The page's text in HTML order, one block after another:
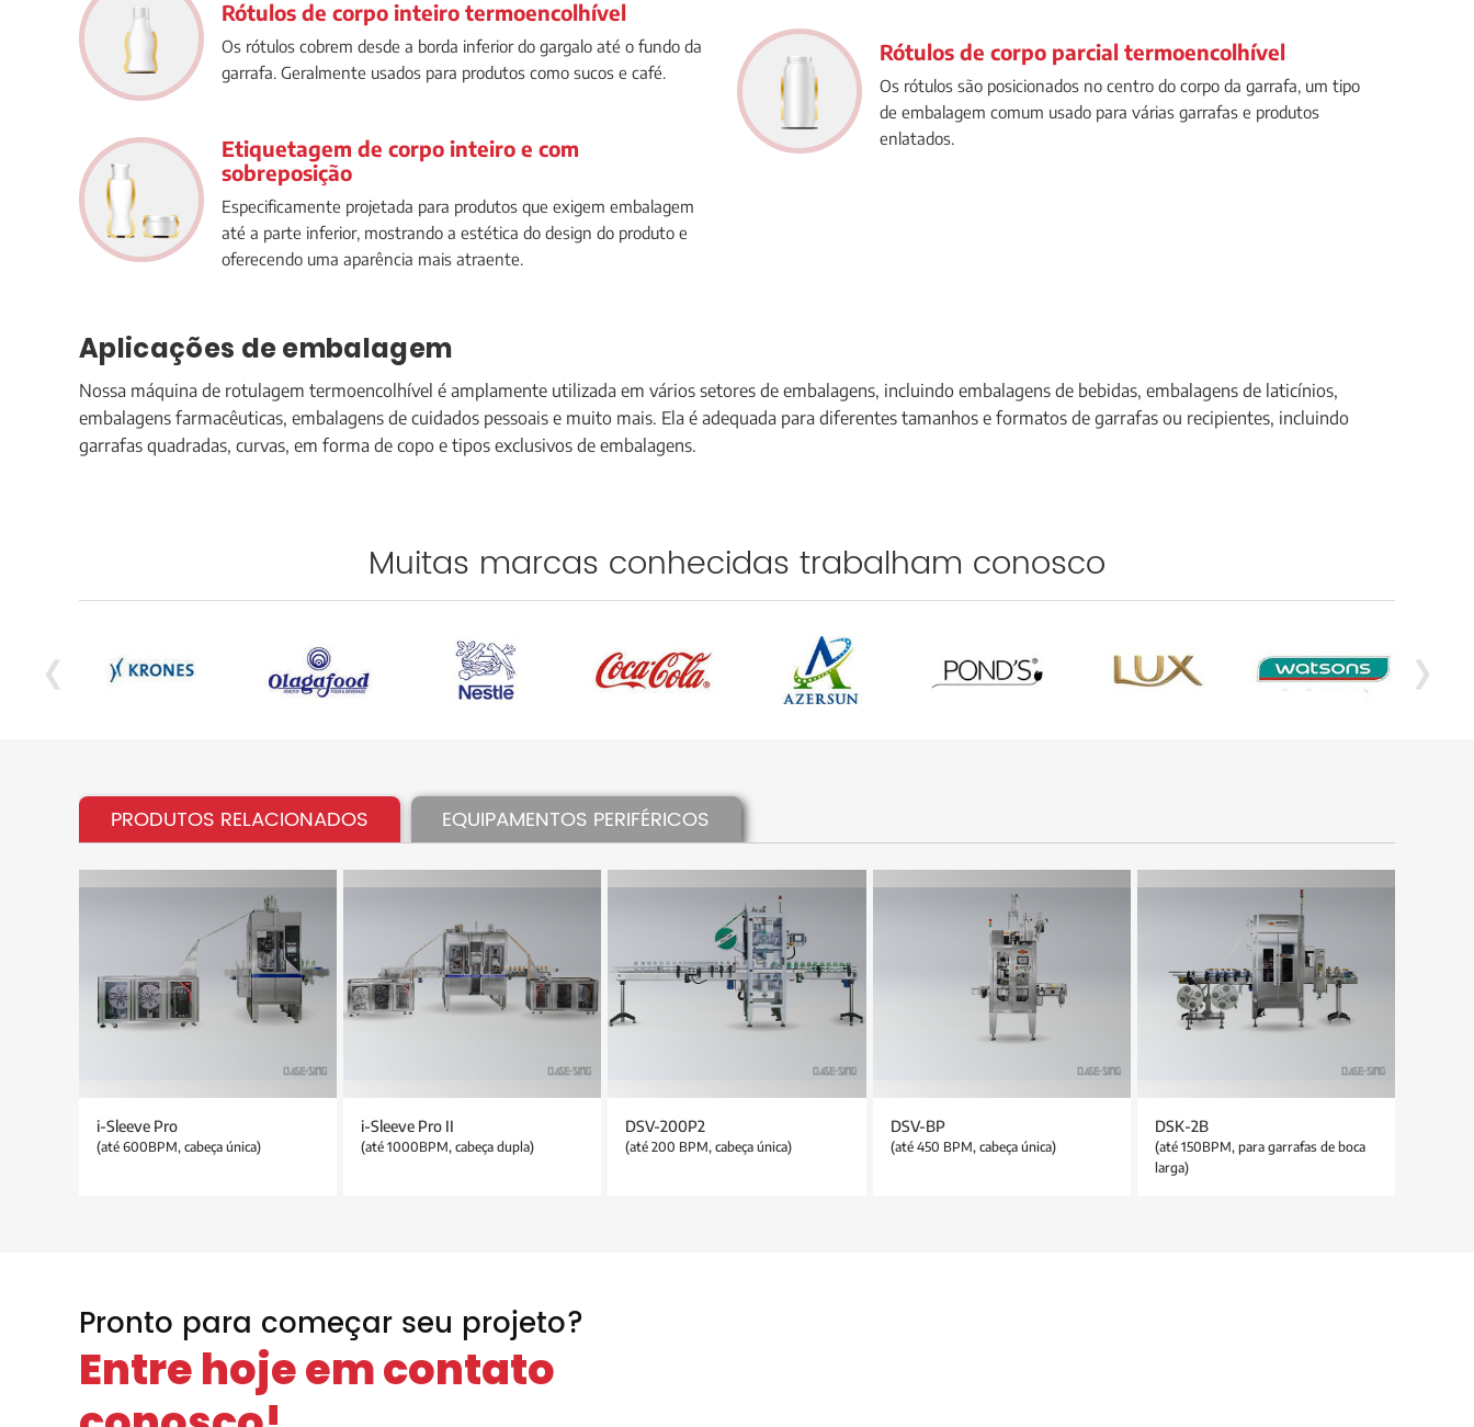
Rótulos de corpo inteiro termoencolhível
Os rótulos cobrem desde a borda inferior do gargalo até o fundo da
garrafa. Geralmente usados para produtos como sucos e café.
Rótulos de corpo parcial termoencolhível
Os rótulos são posicionados no centro do corpo da garrafa, um tipo
de embalagem comum usado para várias garrafas e produtos
enlatados.
Etiquetagem de corpo inteiro e com
sobreposição
Especificamente projetada para produtos que exigem embalagem
até a parte inferior, mostrando a estética do design do produto e
oferecendo uma aparência mais atraente.
Aplicações de embalagem
Nossa máquina de rotulagem termoencolhível é amplamente utilizada em vários setores de embalagens, incluindo embalagens de bebidas, embalagens de laticínios,
embalagens farmacêuticas, embalagens de cuidados pessoais e muito mais. Ela é adequada para diferentes tamanhos e formatos de garrafas ou recipientes, incluindo
garrafas quadradas, curvas, em forma de copo e tipos exclusivos de embalagens.
Muitas marcas conhecidas trabalham conosco
‹ ›
PRODUTOS RELACIONADOS EQUIPAMENTOS PERIFÉRICOS
i-Sleeve Pro
(até 600BPM, cabeça única)
i-Sleeve Pro II
(até 1000BPM, cabeça dupla)
DSV-200P2
(até 200 BPM, cabeça única)
DSV-BP
(até 450 BPM, cabeça única)
DSK-2B
(até 150BPM, para garrafas de boca
larga)
Pronto para começar seu projeto?
Entre hoje em contato